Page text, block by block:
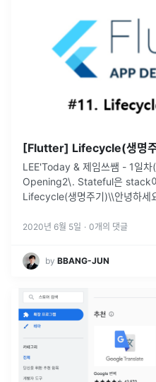
[Flutter] Lifecycle(생명
LEE'Today & 제임쓰쌤 - 1일
Opening2\. Stateful은 stack
Lifecycle(생명주기)\\안녕하세
2020년 6월 5일 · 0개의 댓글
by BBANG-JUN